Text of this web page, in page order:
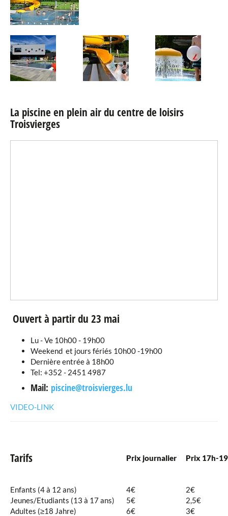
La piscine en plein air du centre de loisirs
Troisvierges
Ouvert à partir du 23 mai
Lu - Ve 10h00 - 19h00
Weekend et jours fériés 10h00 -19h00
Dernière entrée à 18h00
Tel: +352 - 2451 4987
Mail: piscine@troisvierges.lu
VIDEO-LINK
Tarifs Prix journalier Prix 17h-
Enfants (4 à 12 ans) 4€
2€
Jeunes/Etudiants (13 à 17 ans)
5€
2,5€
Adultes (≥18 Jahre) 6€ 3€